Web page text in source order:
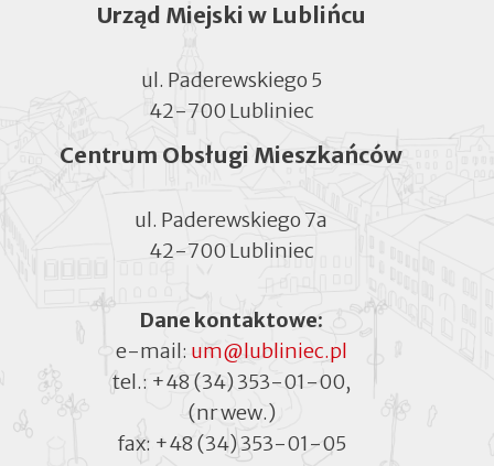
Urząd Miejski w Lublińcu
ul. Paderewskiego 5
42-700 Lubliniec
Centrum Obsługi Mieszkańców
ul. Paderewskiego 7a
42-700 Lubliniec
Dane kontaktowe:
e-mail: um@lubliniec.pl
tel.: +48 (34) 353-01-00,
(nr wew.)
fax: +48 (34) 353-01-05